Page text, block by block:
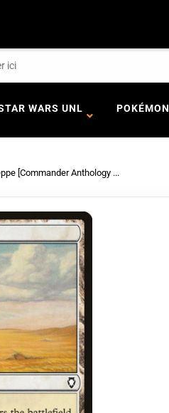
WARS UNL POKÉMON
[Commander Anthology ...